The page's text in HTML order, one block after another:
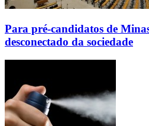
Para pré-candidatos de
desconectado da sociedade